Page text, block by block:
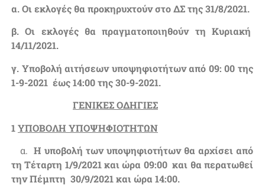
α. Οι εκλογές θα προκηρυχτούν στο ΔΣ της 31/8/2021.
β. Οι εκλογές θα πραγματοποιηθούν τη Κυριακή
14/11/2021.
γ. Υποβολή αιτήσεων υποψηφιοτήτων από 09: 00 της
1-9-2021 έως 14:00 της 30-9-2021.
ΓΕΝΙΚΕΣ ΟΔΗΓΙΕΣ
1ΥΠΟΒΟΛΗ ΥΠΟΨΗΦΙΟΤΗΤΩΝ
α. Η υποβολή των υποψηφιοτήτων θα αρχίσει από
τη Τέταρτη 1/9/2021 και ώρα 09:00 και θα περατωθεί
την Πέμπτη 30/9/2021 και ώρα 14:00.